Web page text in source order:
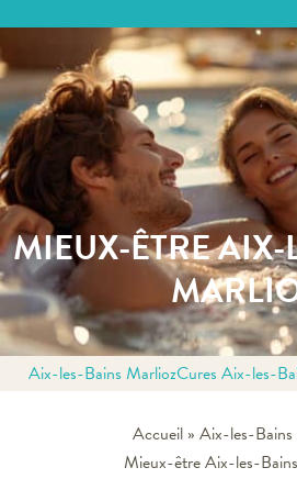
MIEUX-ÊTRE AIX-
Aix-les-Bains MarliozCures Aix-les-
Accueil» Aix-les-
Mieux-être Aix-les-